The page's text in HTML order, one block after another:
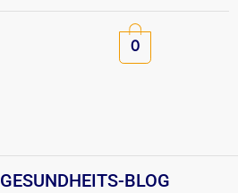
0
GESUNDHEITS-BLOG